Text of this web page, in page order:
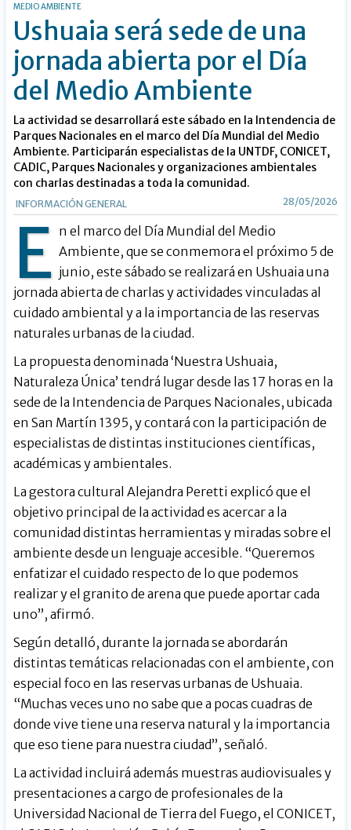
MEDIO AMBIENTE
Ushuaia será sede de una
jornada abierta por el Día
del Medio Ambiente
La actividad se desarrollará este sábado en la Intendencia de
Parques Nacionales en el marco del Día Mundial del Medio
Ambiente. Participarán especialistas de la UNTDF, CONICET,
CADIC, Parques Nacionales y organizaciones ambientales
con charlas destinadas a toda la comunidad.
INFORMACIÓN GENERAL 28/05/2026
E n el marco del Día Mundial del Medio
Ambiente, que se conmemora el próximo 5 de
junio, este sábado se realizará en Ushuaia una
jornada abierta de charlas y actividades vinculadas al
cuidado ambiental y a la importancia de las reservas
naturales urbanas de la ciudad.
La propuesta denominada ‘Nuestra Ushuaia,
Naturaleza Única’ tendrá lugar desde las 17 horas en la
sede de la Intendencia de Parques Nacionales, ubicada
en San Martín 1395, y contará con la participación de
especialistas de distintas instituciones científicas,
académicas y ambientales.
La gestora cultural Alejandra Peretti explicó que el
objetivo principal de la actividad es acercar a la
comunidad distintas herramientas y miradas sobre el
ambiente desde un lenguaje accesible. “Queremos
enfatizar el cuidado respecto de lo que podemos
realizar y el granito de arena que puede aportar cada
uno”, afirmó.
Según detalló, durante la jornada se abordarán
distintas temáticas relacionadas con el ambiente, con
especial foco en las reservas urbanas de Ushuaia.
“Muchas veces uno no sabe que a pocas cuadras de
donde vive tiene una reserva natural y la importancia
que eso tiene para nuestra ciudad”, señaló.
La actividad incluirá además muestras audiovisuales y
presentaciones a cargo de profesionales de la
Universidad Nacional de Tierra del Fuego, el CONICET,